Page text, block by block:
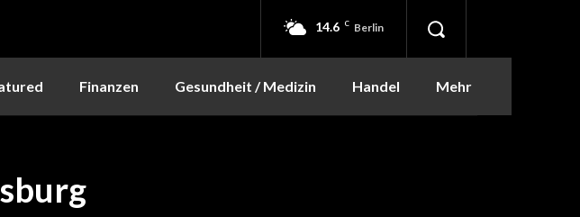
14.6 C Berlin
Finanzen Gesundheit / Medizin Handel Mehr